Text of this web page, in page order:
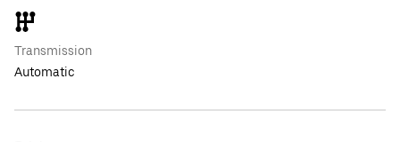
Transmission
Automatic